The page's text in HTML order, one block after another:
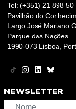
Tel: (+351) 21 898
Pavilhão do
Largo José Mariano
Parque das Nações
1990-073 Lisboa,
NEWSLETTER